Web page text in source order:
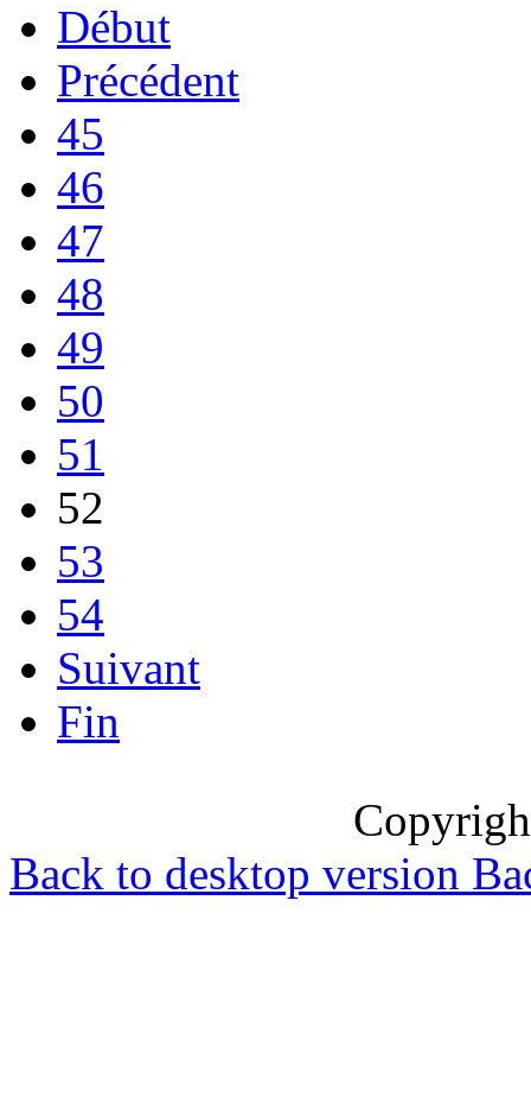
Début
Précédent
45
46
47
48
49
50
51
52
53
54
Suivant
Fin
Back to desktop version